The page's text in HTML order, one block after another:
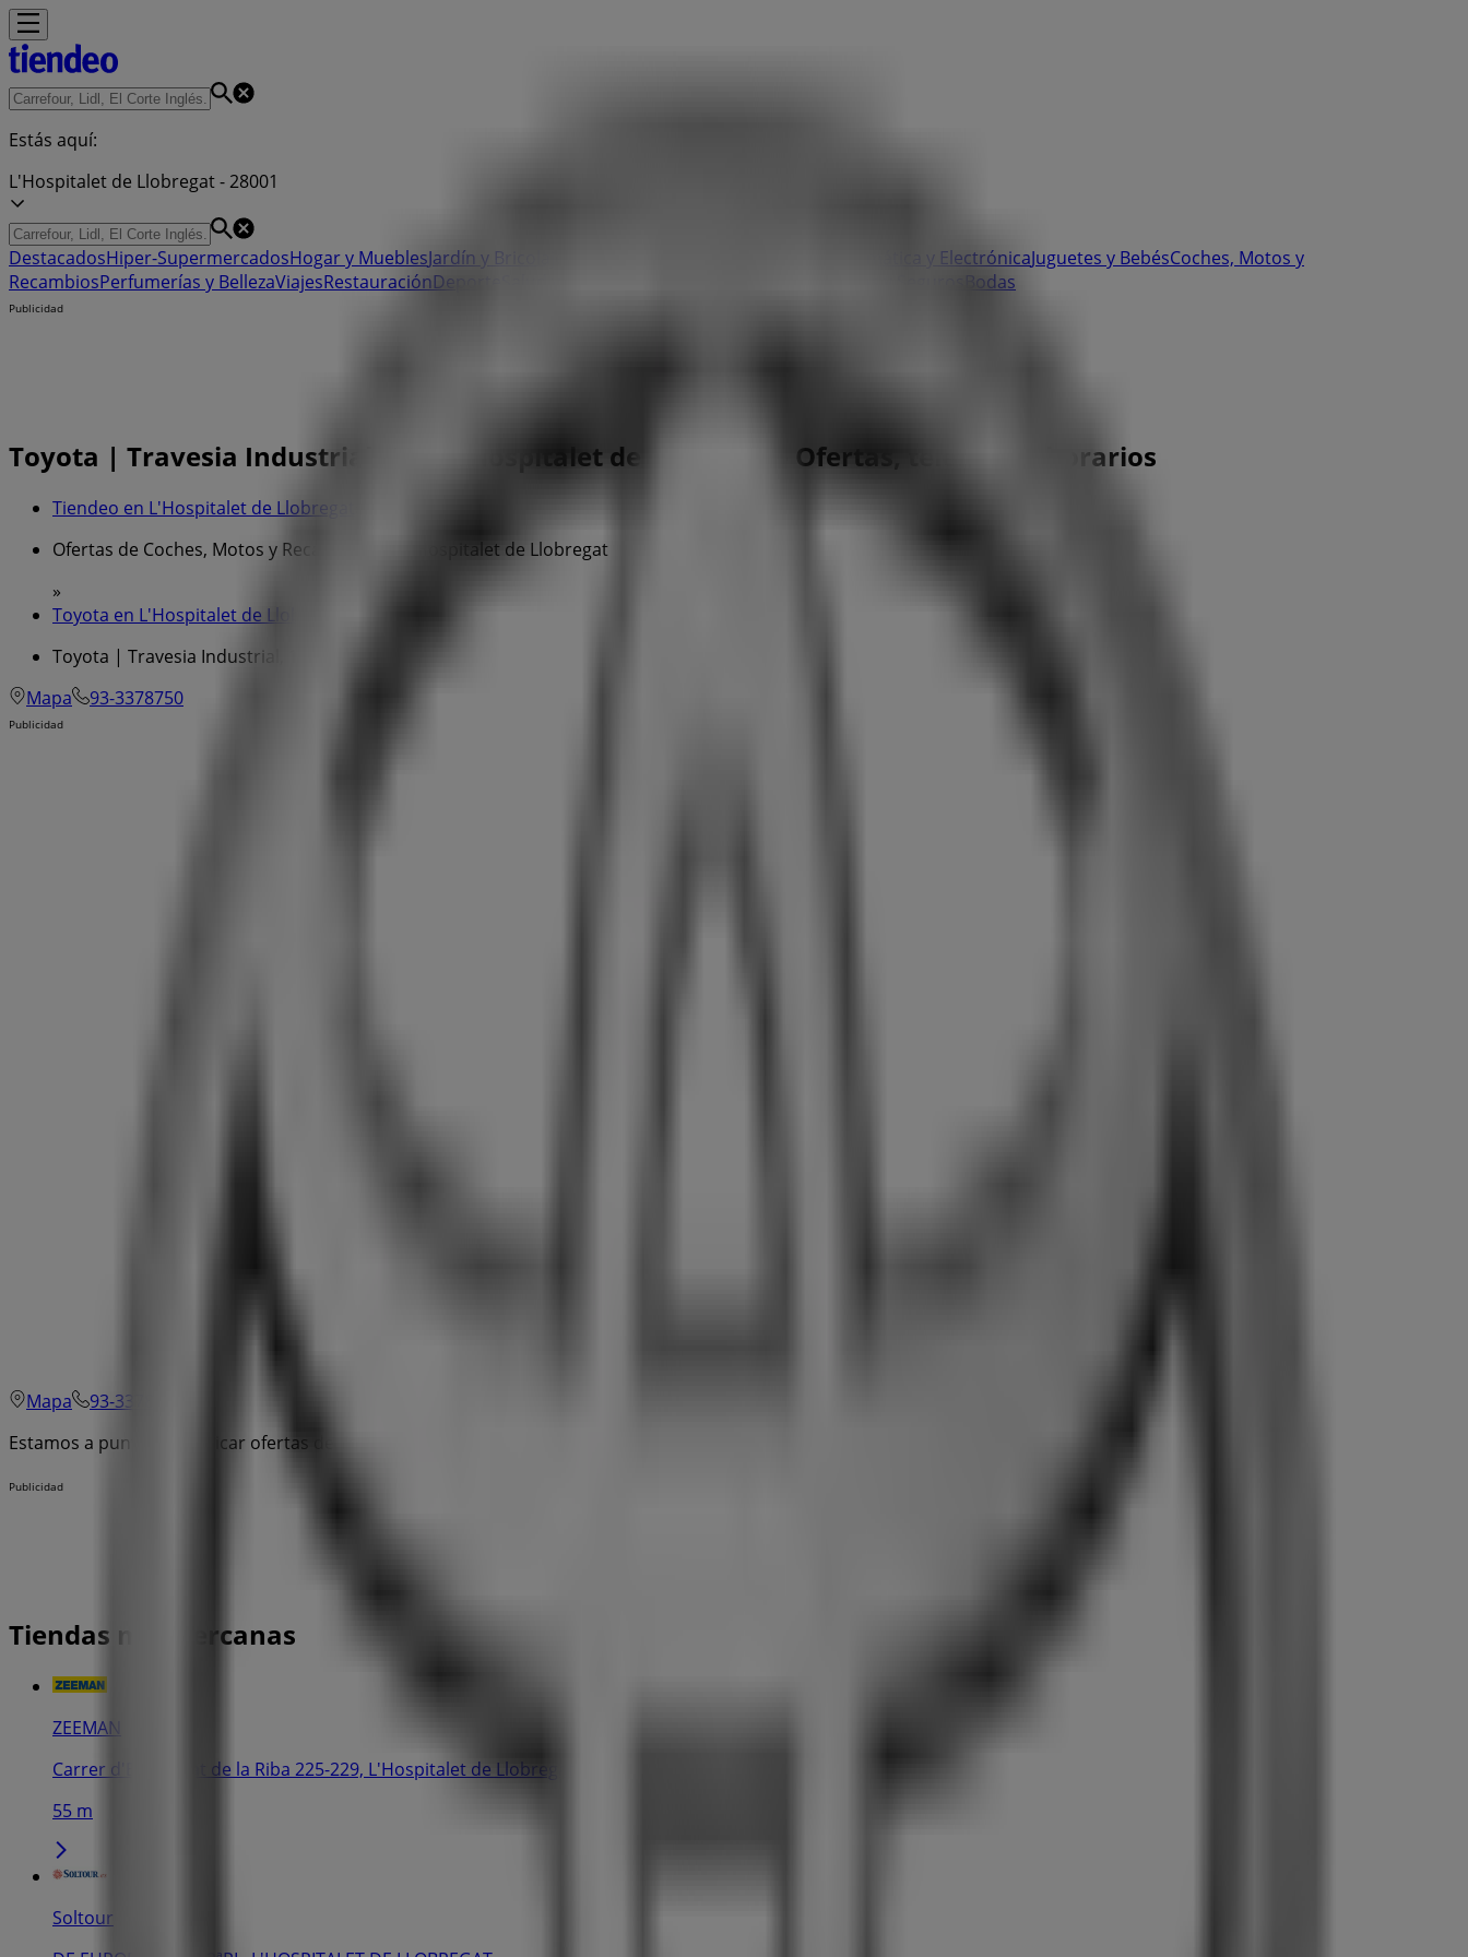
Estás aquí:
L'Hospitalet de Llobregat - 28001
DestacadosHiper-SupermercadosHogar y MueblesJardín y Bricolaje Informática y ElectrónicaJuguetes y BebésCoches, Motos y
RecambiosPerfumerías y BellezaViajesRestauraciónDeporte Bodas
Publicidad
Toyota | Travesia Industrial, 121, L'Hospitalet de Llobregat - Ofertas, teléfono y horarios
Tiendeo en L'Hospitalet de Llobregat
Ofertas de Coches, Motos y Recambios en L'Hospitalet de Llobregat
»
Toyota en L'Hospitalet de Llobregat
Toyota | Travesia Industrial, 121
Mapa
93-3378750
Publicidad
Mapa
93-3378750
Estamos a punto de publicar ofertas de Toyota
Publicidad
Tiendas más cercanas
ZEEMAN
Carrer d'Enric Prat de la Riba 225-229, L'Hospitalet de Llobregat
55 m
Soltour